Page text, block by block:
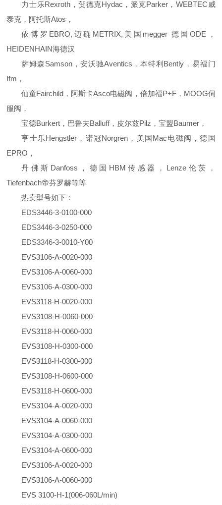
力士乐Rexroth，贺德克Hydac，派克Parker，WEBTEC威
泰克，阿托斯Atos，
依博罗EBRO,迈确METRIX,美国megger 德国ODE，
HEIDENHAIN海德汉
萨姆森Samson，安沃驰Aventics，本特利Bently，易福门
Ifm，
仙童Fairchild，阿斯卡Asco电磁阀，倍加福P+F，MOOG伺
服阀，
宝德Burkert，巴鲁夫Balluff，皮尔兹Pilz，宝盟Baumer，
亨士乐Hengstler，诺冠Norgren，美国Mac电磁阀，德国
EPRO，
丹佛斯Danfoss，德国HBM传感器，Lenze伦茨，
Tiefenbach帝芬罗赫等等
热卖型号如下：
EDS3446-3-0100-000
EDS3446-3-0250-000
EDS3346-3-0010-Y00
EVS3106-A-0020-000
EVS3106-A-0060-000
EVS3106-A-0300-000
EVS3118-H-0020-000
EVS3108-H-0060-000
EVS3118-H-0060-000
EVS3108-H-0300-000
EVS3118-H-0300-000
EVS3108-H-0600-000
EVS3118-H-0600-000
EVS3104-A-0020-000
EVS3104-A-0060-000
EVS3104-A-0300-000
EVS3104-A-0600-000
EVS3106-A-0020-000
EVS3106-A-0060-000
EVS 3100-H-1(006-060L/min)